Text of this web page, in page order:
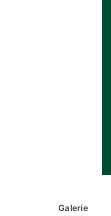
Galerie